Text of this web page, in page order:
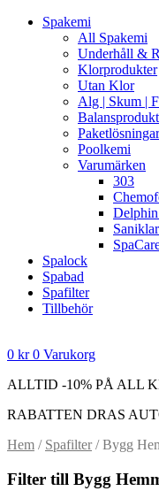
Spakemi
All Spakemi
Underhåll &
Klorprodukter
Utan Klor
Alg | Skum |
Paketlösningar
Poolkemi
Varumärken
303
Delphin
Saniklar
Spalock
Spabad
Spafilter
Tillbehör
0 kr 0 Varukorg
ALLTID -10% PÅ ALL
RABATTEN DRAS
Hem / Spafilter/ Bygg
Filter till Bygg